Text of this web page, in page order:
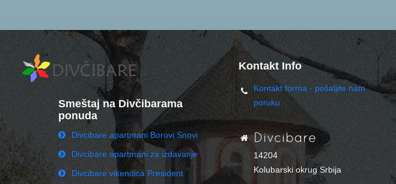
Smeštaj na Divčibarama
ponuda
Divcibare apartmani Borovi Snovi
Divcibare apartmani za izdavanje
Divcibare vikendica President
Kontakt Info
Kontakt forma - pošaljite nam
poruku
Divcibare
14204
Kolubarski okrug Srbija